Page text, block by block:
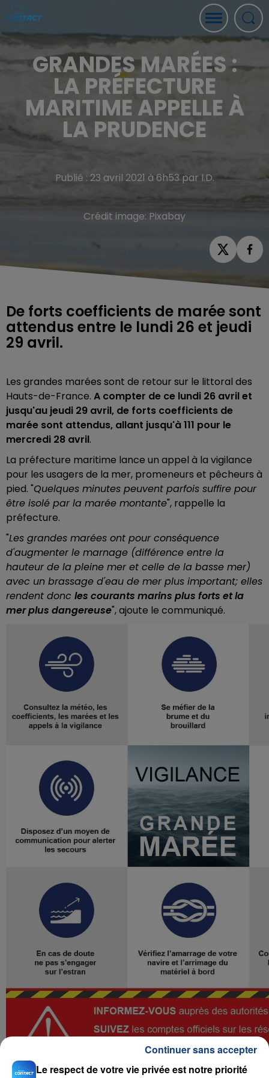
GRANDES MARÉES :
LA PRÉFECTURE
MARITIME APPELLE À
LA PRUDENCE
Publié : 23 avril 2021 à 6h53 par I.D.
Crédit image: Pixabay
De forts coefficients de marée sont
attendus entre le lundi 26 et jeudi
29 avril.
Les grandes marées sont de retour sur le littoral des
Hauts-de-France. A compter de ce lundi 26 avril et
jusqu'au jeudi 29 avril, de forts coefficients de
marée sont attendus, allant jusqu'à 111 pour le
mercredi 28 avril.
La préfecture maritime lance un appel à la vigilance
pour les usagers de la mer, promeneurs et pêcheurs à
pied. "Quelques minutes peuvent parfois suffire pour
être isolé par la marée montante", rappelle la
préfecture.
"Les grandes marées ont pour conséquence
d'augmenter le marnage (différence entre la
hauteur de la pleine mer et celle de la basse mer)
avec un brassage d'eau de mer plus important; elles
rendent donc les courants marins plus forts et la
mer plus dangereuse", ajoute le communiqué.
Le respect de votre vie privée est notre priorité
Continuer sans accepter